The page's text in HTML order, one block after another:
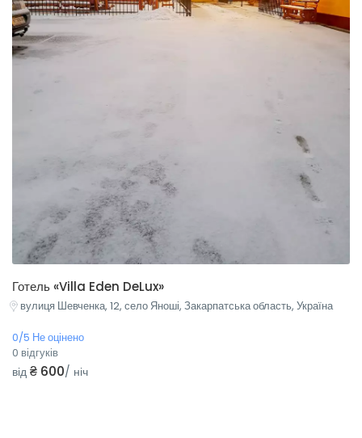
Готель «Villa Eden DeLux»
вулиця Шевченка, 12, село Яноші, Закарпатська область, Україна
0/5 Не оцінено
0 відгуків
від ₴ 600/ ніч